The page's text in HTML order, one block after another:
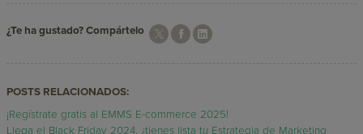
¿Te ha gustado? Compártelo
POSTS RELACIONADOS:
¡Regístrate gratis al EMMS E-commerce 2025!
Llega el Black Friday 2024, ¿tienes lista tu Estrategia de Marketing